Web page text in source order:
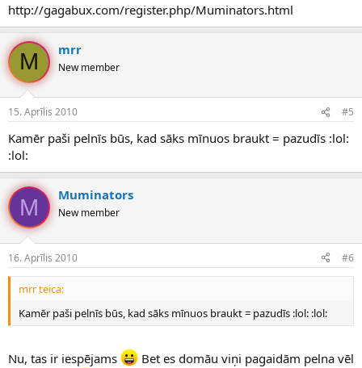
http://gagabux.com/register.php/Muminators.html
M mrr
New member
15. Aprīlis 2010 #5
Kamēr paši pelnīs būs, kad sāks mīnuos braukt = pazudīs :lol:
:lol:
M Muminators
New member
16. Aprīlis 2010 #6
mrr teica:
Kamēr paši pelnīs būs, kad sāks mīnuos braukt = pazudīs :lol: :lol:
Nu, tas ir iespējams
Bet es domāu viņi pagaidām pelna vēl